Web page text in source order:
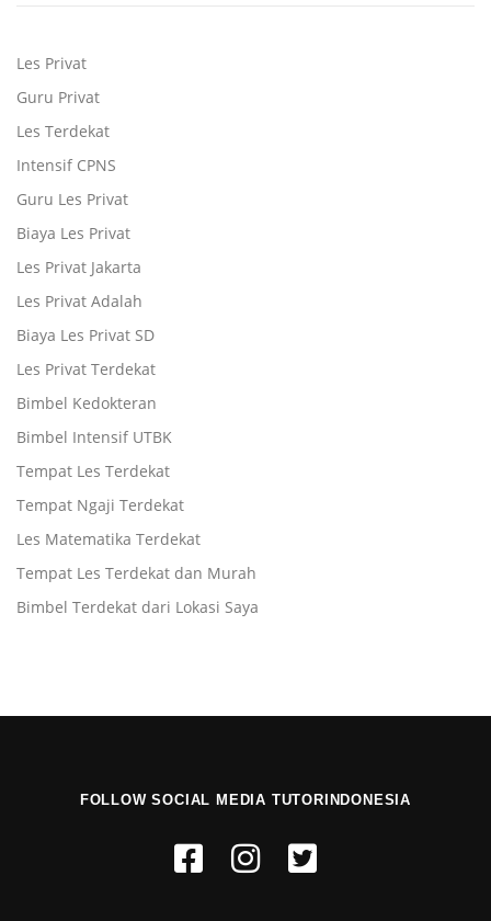
Les Privat
Guru Privat
Les Terdekat
Intensif CPNS
Guru Les Privat
Biaya Les Privat
Les Privat Jakarta
Les Privat Adalah
Biaya Les Privat SD
Les Privat Terdekat
Bimbel Kedokteran
Bimbel Intensif UTBK
Tempat Les Terdekat
Tempat Ngaji Terdekat
Les Matematika Terdekat
Tempat Les Terdekat dan Murah
Bimbel Terdekat dari Lokasi Saya
FOLLOW SOCIAL MEDIA TUTORINDONESIA